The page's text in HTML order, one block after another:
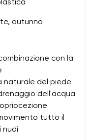
autunno
con la
naturale del piede
dell'acqua
tutto il
nudipersonali inseriti ai